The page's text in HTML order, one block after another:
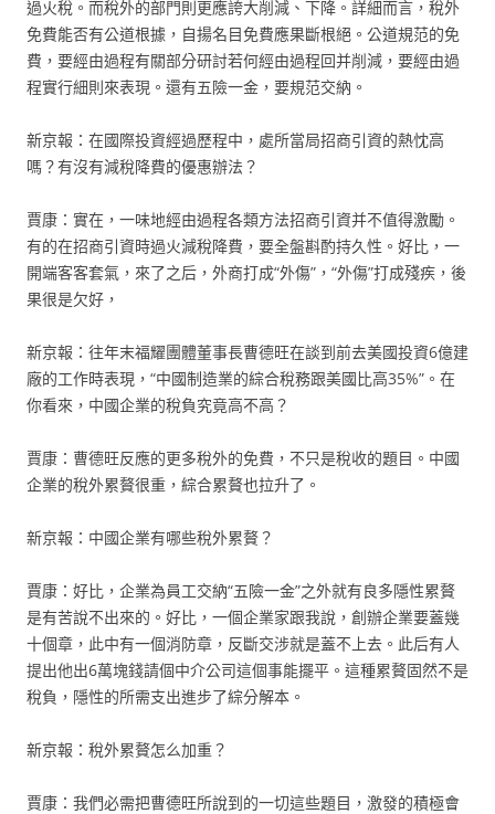
過火稅。而稅外的部門則更應誇大削減、下降。詳細而言，稅外
免費能否有公道根據，自揚名目免費應果斷根絕。公道規范的免
費，要經由過程有關部分研討若何經由過程回并削減，要經由過
程實行細則來表現。還有五險一金，要規范交納。
新京報：在國際投資經過歷程中，處所當局招商引資的熱忱高
嗎？有沒有減稅降費的優惠辦法？
賈康：實在，一味地經由過程各類方法招商引資并不值得激勵。
有的在招商引資時過火減稅降費，要全盤斟酌持久性。好比，一
開端客客套氣，來了之后，外商打成“外傷”，“外傷”打成殘疾，後
果很是欠好，
新京報：往年末福耀團體董事長曹德旺在談到前去美國投資6億建
廠的工作時表現，“中國制造業的綜合稅務跟美國比高35%”。在
你看來，中國企業的稅負究竟高不高？
賈康：曹德旺反應的更多稅外的免費，不只是稅收的題目。中國
企業的稅外累贅很重，綜合累贅也拉升了。
新京報：中國企業有哪些稅外累贅？
賈康：好比，企業為員工交納“五險一金”之外就有良多隱性累贅
是有苦說不出來的。好比，一個企業家跟我說，創辦企業要蓋幾
十個章，此中有一個消防章，反斷交涉就是蓋不上去。此后有人
提出他出6萬塊錢請個中介公司這個事能擺平。這種累贅固然不是
稅負，隱性的所需支出進步了綜分解本。
新京報：稅外累贅怎么加重？
賈康：我們必需把曹德旺所說到的一切這些題目，激發的積極會